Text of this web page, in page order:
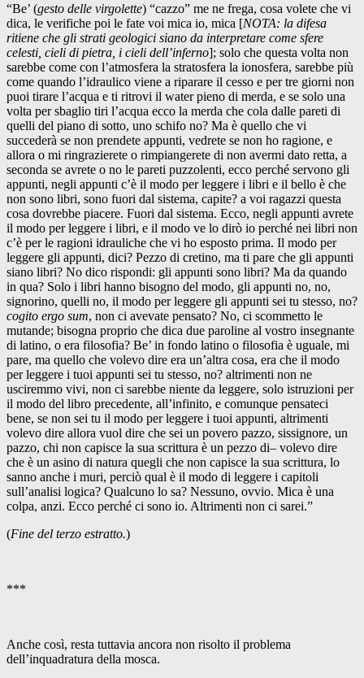
“Be’ (gesto delle virgolette) “cazzo” me ne frega, cosa volete che vi
dica, le verifiche poi le fate voi mica io, mica [NOTA: la difesa
ritiene che gli strati geologici siano da interpretare come sfere
celesti, cieli di pietra, i cieli dell’inferno]; solo che questa volta non
sarebbe come con l’atmosfera la stratosfera la ionosfera, sarebbe più
come quando l’idraulico viene a riparare il cesso e per tre giorni non
puoi tirare l’acqua e ti ritrovi il water pieno di merda, e se solo una
volta per sbaglio tiri l’acqua ecco la merda che cola dalle pareti di
quelli del piano di sotto, uno schifo no? Ma è quello che vi
succederà se non prendete appunti, vedrete se non ho ragione, e
allora o mi ringrazierete o rimpiangerete di non avermi dato retta, a
seconda se avrete o no le pareti puzzolenti, ecco perché servono gli
appunti, negli appunti c’è il modo per leggere i libri e il bello è che
non sono libri, sono fuori dal sistema, capite? a voi ragazzi questa
cosa dovrebbe piacere. Fuori dal sistema. Ecco, negli appunti avrete
il modo per leggere i libri, e il modo ve lo dirò io perché nei libri non
c’è per le ragioni idrauliche che vi ho esposto prima. Il modo per
leggere gli appunti, dici? Pezzo di cretino, ma ti pare che gli appunti
siano libri? No dico rispondi: gli appunti sono libri? Ma da quando
in qua? Solo i libri hanno bisogno del modo, gli appunti no, no,
signorino, quelli no, il modo per leggere gli appunti sei tu stesso, no?
cogito ergo sum, non ci avevate pensato? No, ci scommetto le
mutande; bisogna proprio che dica due paroline al vostro insegnante
di latino, o era filosofia? Be’ in fondo latino o filosofia è uguale, mi
pare, ma quello che volevo dire era un’altra cosa, era che il modo
per leggere i tuoi appunti sei tu stesso, no? altrimenti non ne
usciremmo vivi, non ci sarebbe niente da leggere, solo istruzioni per
il modo del libro precedente, all’infinito, e comunque pensateci
bene, se non sei tu il modo per leggere i tuoi appunti, altrimenti
volevo dire allora vuol dire che sei un povero pazzo, sissignore, un
pazzo, chi non capisce la sua scrittura è un pezzo di– volevo dire
che è un asino di natura quegli che non capisce la sua scrittura, lo
sanno anche i muri, perciò qual è il modo di leggere i capitoli
sull’analisi logica? Qualcuno lo sa? Nessuno, ovvio. Mica è una
colpa, anzi. Ecco perché ci sono io. Altrimenti non ci sarei.”
(Fine del terzo estratto.)
***
Anche così, resta tuttavia ancora non risolto il problema
dell’inquadratura della mosca.